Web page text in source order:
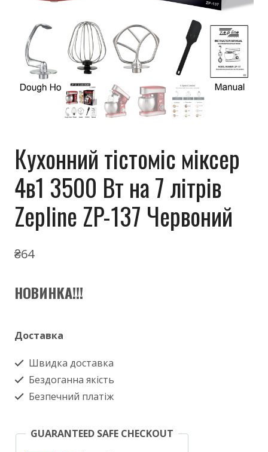
Кухонний тістоміс міксер
4в1 3500 Вт на 7 літрів
Zeplinе ZP-137 Червоний
₴64
НОВИНКА!!!
Доставка
Швидка доставка
Бездоганна якість
Безпечний платіж
GUARANTEED SAFE CHECKOUT